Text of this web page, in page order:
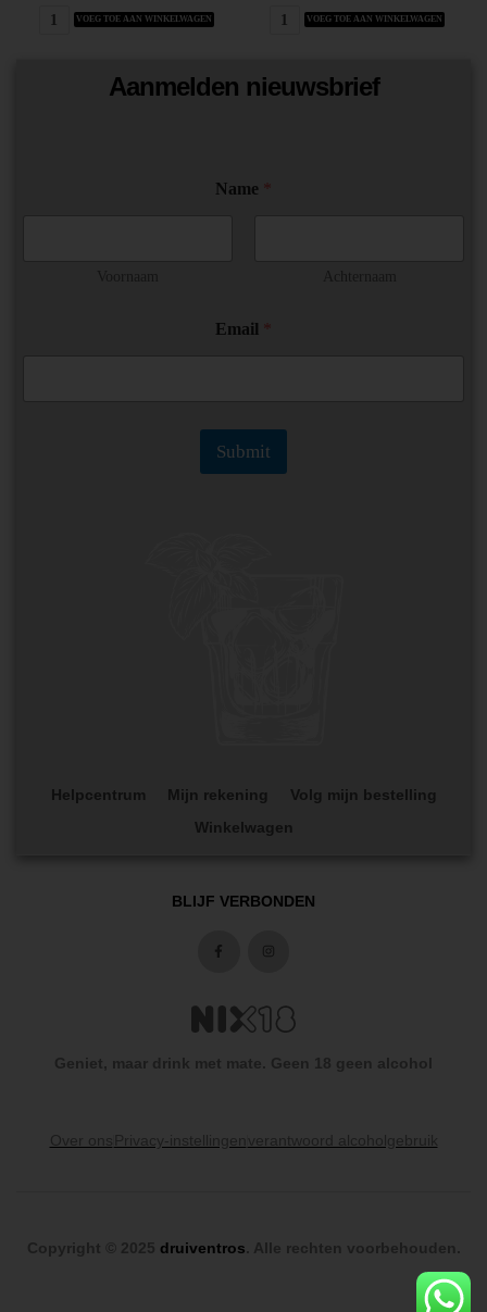
VOEG TOE AAN WINKELWAGEN VOEG TOE AAN WINKELWAGEN
Aanmelden nieuwsbrief
m
Name
Email
Submit
Helpcentrum Mijn rekening
Volg mijn bestelling
Winkelwagen
BLIJF VERBONDEN
Geniet, maar drink met mate. Geen 18 geen alcohol
Over ons Privacy-instellingen verantwoord alcoholgebruik
Copyright © 2025 druiventros. Alle rechten voorbehouden.